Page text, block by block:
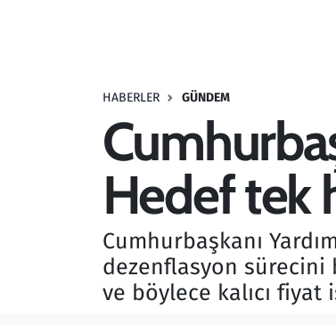
HABERLER GÜNDEM
Hedef tek
Cumhurbaşkanı
dezenflasyon sürecini
ve böylece kalıcı
Savunma Sanayi